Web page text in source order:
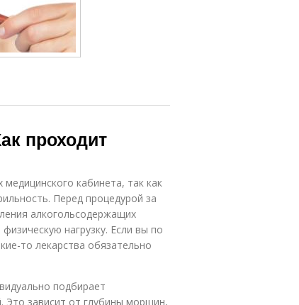
проходит
кабинета, так как
Перед процедурой за
алкогольсодержащих
нагрузку. Если вы по
то лекарства обязательно
подбирает
Это зависит от глубины морщин,